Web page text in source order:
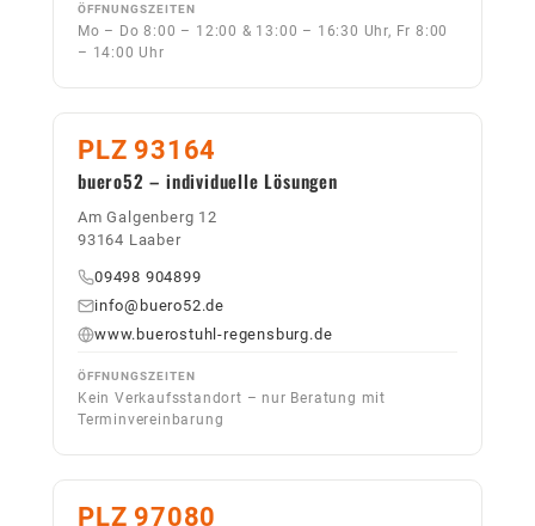
ÖFFNUNGSZEITEN
Mo – Do 8:00 – 12:00 & 13:00 – 16:30 Uhr, Fr 8:00
– 14:00 Uhr
PLZ 93164
buero52 – individuelle Lösungen
Am Galgenberg 12
93164 Laaber
09498 904899
info@buero52.de
www.buerostuhl-regensburg.de
ÖFFNUNGSZEITEN
Kein Verkaufsstandort – nur Beratung mit
Terminvereinbarung
PLZ 97080